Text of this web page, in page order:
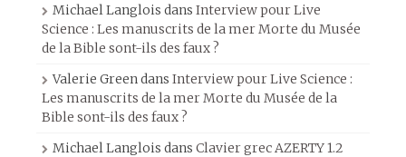
Michael Langlois dans Interview pour Live
Science : Les manuscrits de la mer Morte du Musée
de la Bible sont-ils des faux ?
Valerie Green dans Interview pour Live Science :
Les manuscrits de la mer Morte du Musée de la
Bible sont-ils des faux ?
Michael Langlois dans Clavier grec AZERTY 1.2